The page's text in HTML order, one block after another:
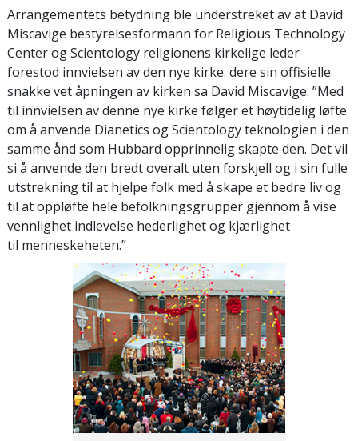
Arrangementets betydning ble understreket av at David
Miscavige bestyrelsesformann for Religious Technology
Center og Scientology religionens kirkelige leder
forestod innvielsen av den nye kirke. dere sin offisielle
snakke vet åpningen av kirken sa David Miscavige: ”Med
til innvielsen av denne nye kirke følger et høytidelig løfte
om å anvende Dianetics og Scientology teknologien i den
samme ånd som Hubbard opprinnelig skapte den. Det vil
si å anvende den bredt overalt uten forskjell og i sin fulle
utstrekning til at hjelpe folk med å skape et bedre liv og
til at oppløfte hele befolkningsgrupper gjennom å vise
vennlighet indlevelse hederlighet og kjærlighet
til menneskeheten.”